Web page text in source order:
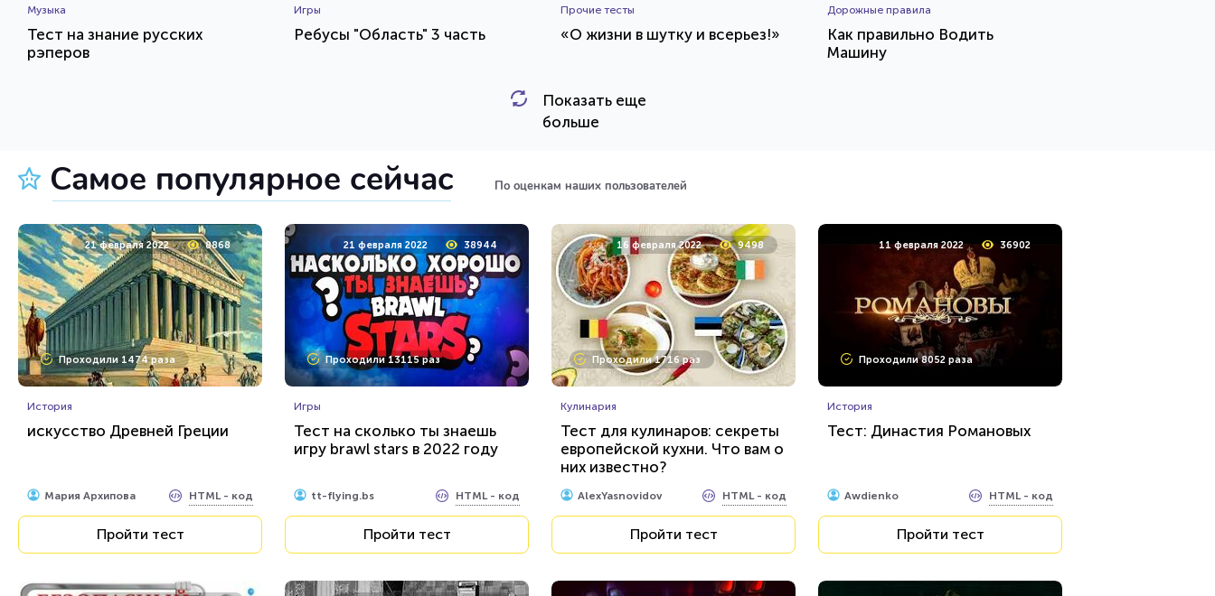
Музыка
Тест на знание русских
рэперов
Игры
Ребусы "Область" 3 часть
HTML - код
Прочие тесты
«О жизни в шутку и всерьез!»
Наталья Калинина
Дорожные правила
Как правильно Водить
Машину
24 марта 2022 4405
Проходили 134 раза
Игры
Ребусы №5
Пройти тест
24 марта 2022
Проходили 176 раз
Игры
Ребусы №3
Rebus.wess HTML - код
Пройти тест
Проходили 174 раза
Игры
Угадай ребусы по дни недели
Rebus.wess HTML - код
Пройти тест
Проходили 107 раз
Игры
Ребусы №2
Пройти тест
Показать еще
больше
Самое популярное сейчас По оценкам наших пользователей
21 февраля 2022 8868
Проходили 1474 раза
История
искусство Древней Греции
Мария Архипова HTML - код
Пройти тест
21 февраля 2022 38944
Проходили 13115 раз
Игры
Тест на сколько ты знаешь
игру brawl stars в 2022 году
tt-flying.bs HTML - код
Пройти тест
16 февраля 2022 9498
Проходили 1716 раз
Кулинария
Тест для кулинаров: секреты
европейской кухни. Что вам о
них известно?
AlexYasnovidov HTML - код
Пройти тест
11 февраля 2022 36902
Проходили 8052 раза
История
Тест: Династия Романовых
Awdienko HTML - код
Пройти тест